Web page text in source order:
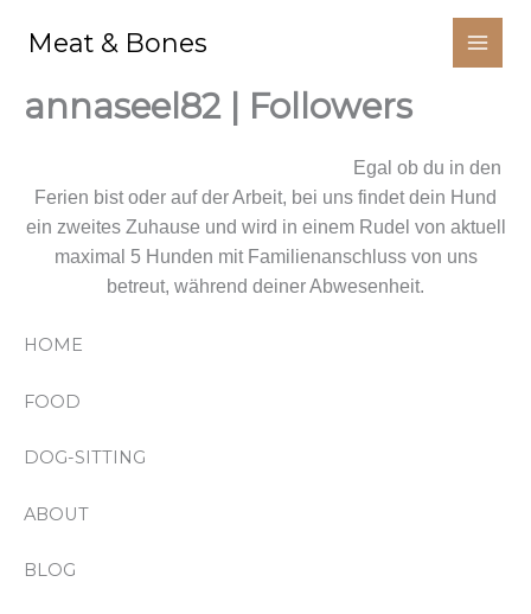
Meat & Bones
annaseel82 | Followers
Egal ob du in den
Ferien bist oder auf der Arbeit, bei uns findet dein Hund
ein zweites Zuhause und wird in einem Rudel von aktuell
maximal 5 Hunden mit Familienanschluss von uns
betreut, während deiner Abwesenheit.
HOME
FOOD
DOG-SITTING
ABOUT
BLOG